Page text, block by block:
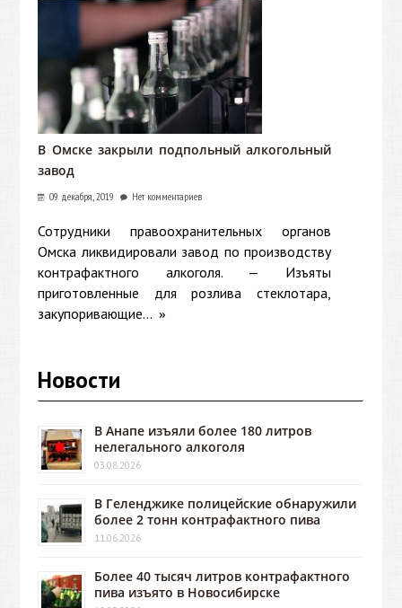
В Омске закрыли подпольный алкогольный
завод
09 декабря, 2019 Нет комментариев
Сотрудники правоохранительных органов
Омска ликвидировали завод по производству
контрафактного алкоголя. — Изъяты
приготовленные для розлива стеклотара,
закупоривающие... »
Новости
В Анапе изъяли более 180 литров
нелегального алкоголя
03.08.2026
В Геленджике полицейские обнаружили
более 2 тонн контрафактного пива
11.06.2026
Более 40 тысяч литров контрафактного
пива изъято в Новосибирске